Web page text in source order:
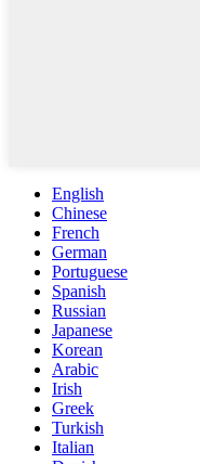
English
Chinese
French
German
Portuguese
Spanish
Russian
Japanese
Korean
Arabic
Irish
Greek
Turkish
Italian